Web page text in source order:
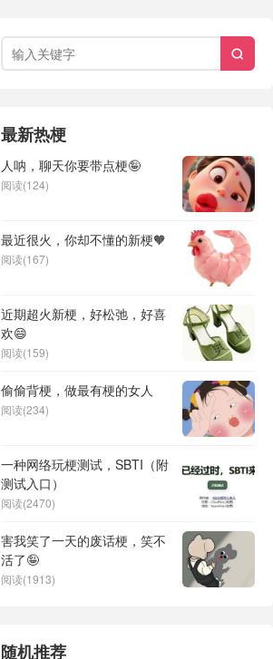

最新热梗
人呐，聊天你要带点梗🤪
阅读(124)
最近很火，你却不懂的新梗🧡
阅读(167)
近期超火新梗，好松弛，好喜
欢😄
阅读(159)
偷偷背梗，做最有梗的女人
阅读(234)
一种网络玩梗测试，SBTI（附
测试入口）
阅读(2470)
害我笑了一天的废话梗，笑不
活了🤪
阅读(1913)
随机推荐